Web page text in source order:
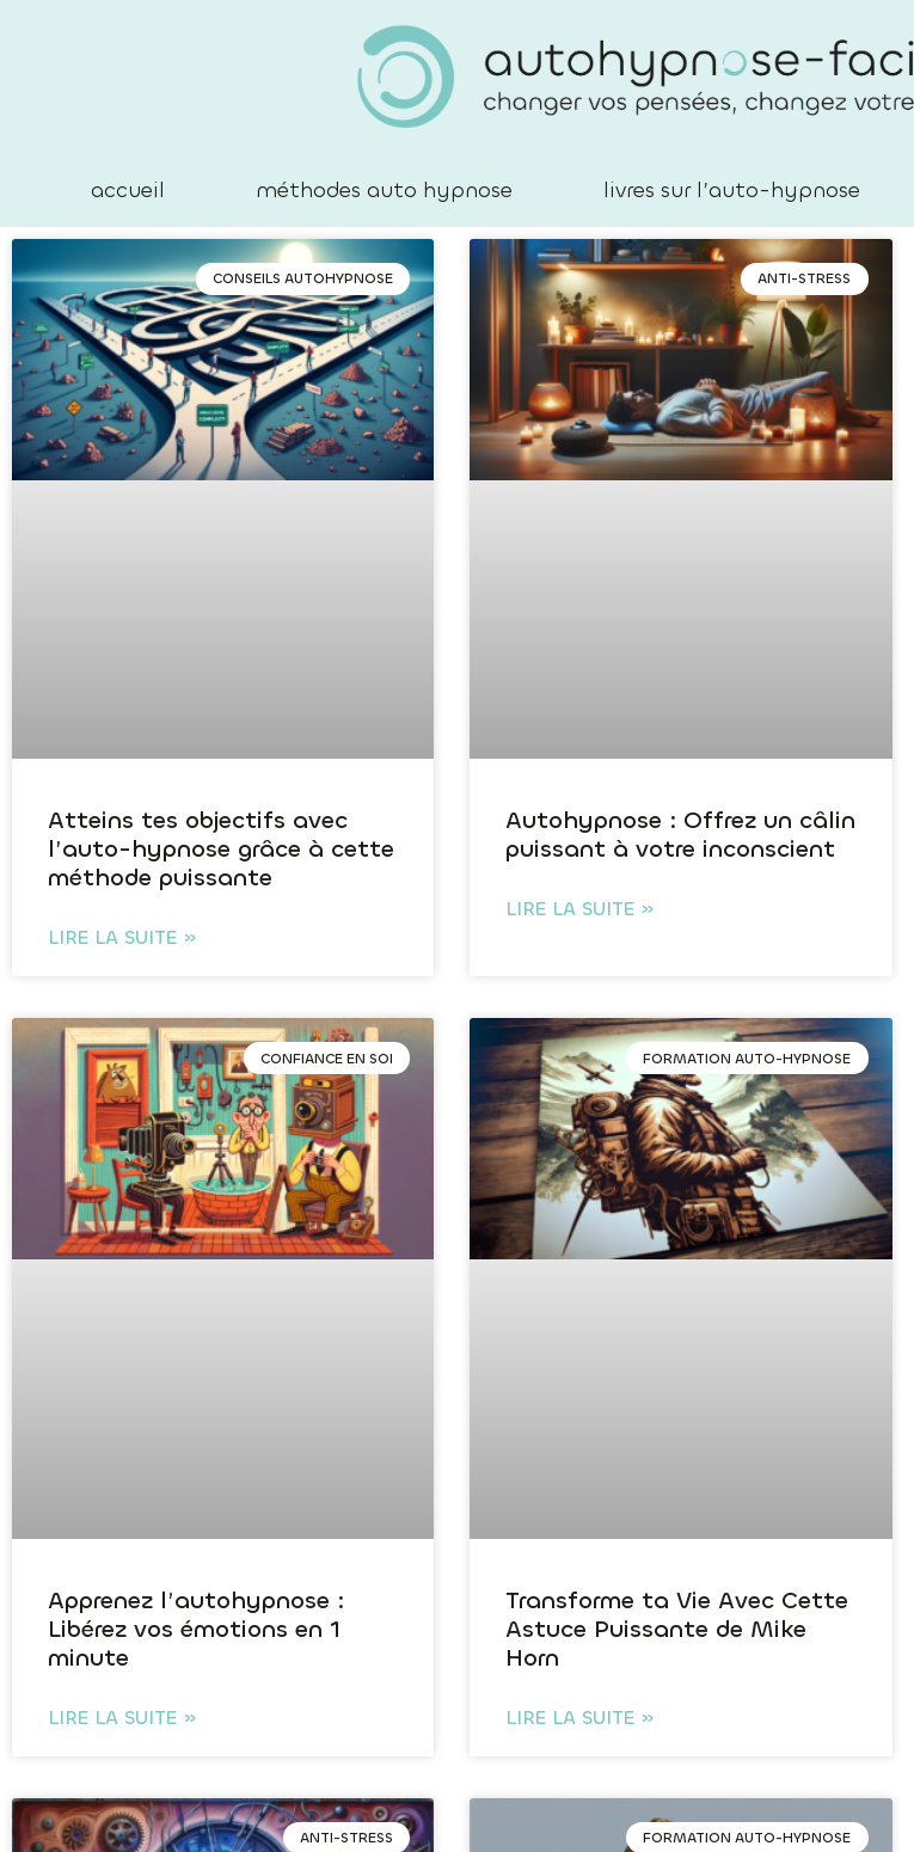
accueil méthodes auto hypnose livres sur l’auto-hypnose
CONSEILS AUTOHYPNOSE
Atteins tes objectifs avec
l’auto-hypnose grâce à cette
méthode puissante
LIRE LA SUITE »
ANTI-STRESS
Autohypnose : Offrez un câlin
puissant à votre inconscient
LIRE LA SUITE »
CONFIANCE EN SOI
Apprenez l’autohypnose :
Libérez vos émotions en 1
minute
LIRE LA SUITE »
FORMATION AUTO-HYPNOSE
Transforme ta Vie Avec Cette
Astuce Puissante de Mike
Horn
LIRE LA SUITE »
ANTI-STRESS FORMATION AUTO-HYPNOSE